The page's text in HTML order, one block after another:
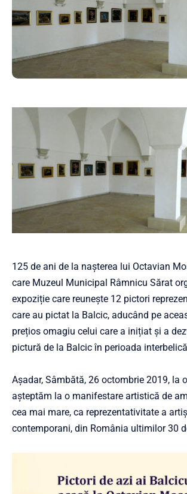
125 de ani de la nașterea lui Octavian
care Muzeul Municipal Râmnicu Sărat
expoziție care reunește 12 pictori
care au pictat la Balcic, aducând pe
prețios omagiu celui care a inițiat și a
pictură de la Balcic în perioada
Așadar, Sâmbătă, 26 octombrie 2019, la
așteptăm la o manifestare artistică de
cea mai mare, ca reprezentativitate a
contemporani, din România ultimilor 30